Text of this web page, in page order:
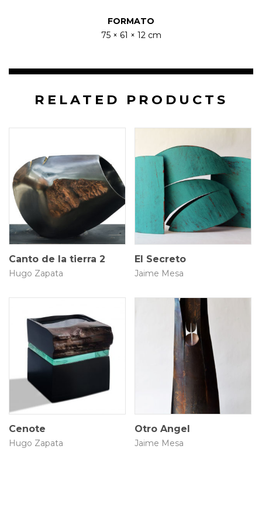
FORMATO
75 × 61 × 12 cm
RELATED PRODUCTS
16 × 22 × 36 cm
Canto de la tierra 2
Hugo Zapata
65 × 40 × 20 cm
$8.000.000
El Secreto
Jaime Mesa
20 × 20 × 22 cm
Cenote
Hugo Zapata
115 × 33 × 26 cm
$9.000.000
Otro Angel
Jaime Mesa